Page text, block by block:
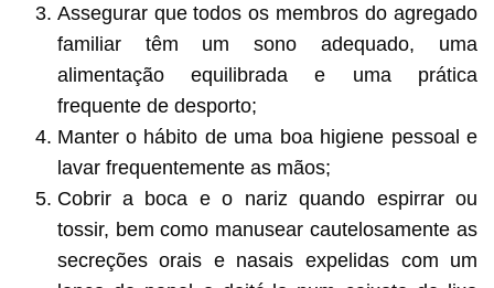
Assegurar que todos os membros do agregado
familiar têm um sono adequado, uma
alimentação equilibrada e uma prática
frequente de desporto;
Manter o hábito de uma boa higiene pessoal e
lavar frequentemente as mãos;
Cobrir a boca e o nariz quando espirrar ou
tossir, bem como manusear cautelosamente as
secreções orais e nasais expelidas com um